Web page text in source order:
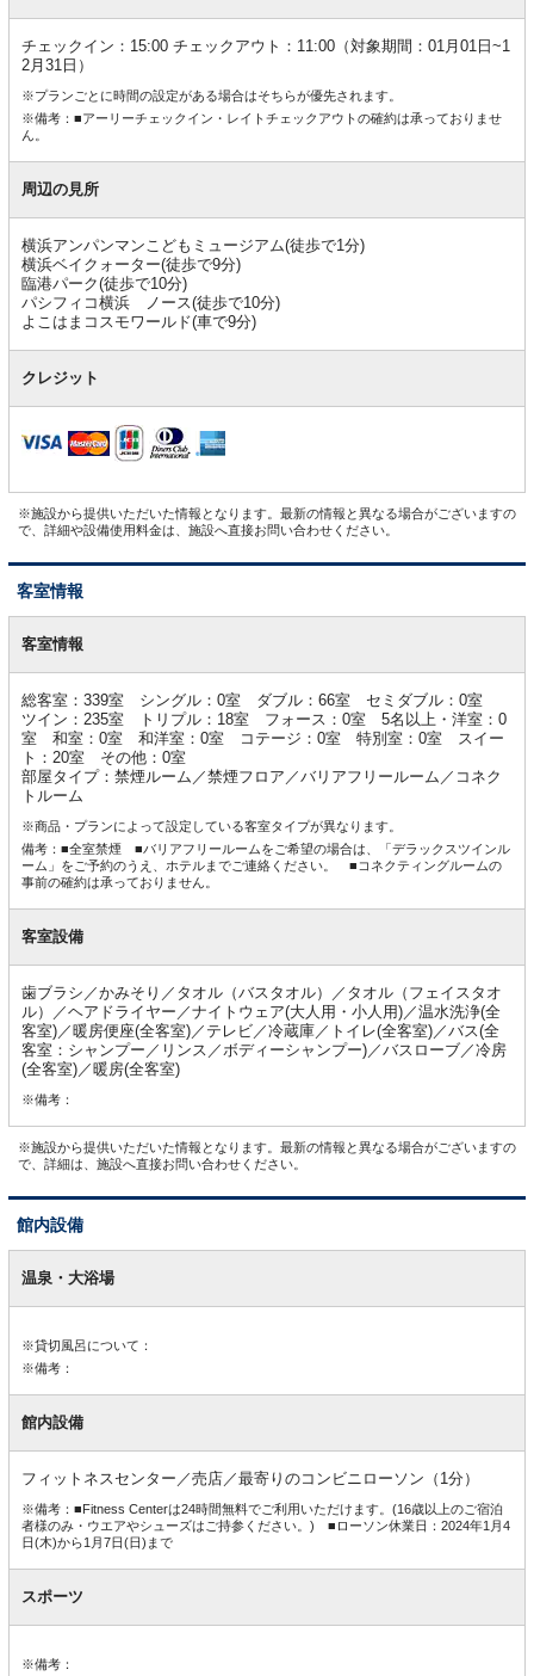
チェックイン：15:00 チェックアウト：11:00（対象期間：01月01日~1
2月31日）
※プランごとに時間の設定がある場合はそちらが優先されます。
※備考：■アーリーチェックイン・レイトチェックアウトの確約は承っておりませ
ん。
周辺の見所
横浜アンパンマンこどもミュージアム(徒歩で1分)
横浜ベイクォーター(徒歩で9分)
臨港パーク(徒歩で10分)
パシフィコ横浜 ノース(徒歩で10分)
よこはまコスモワールド(車で9分)
クレジット
※施設から提供いただいた情報となります。最新の情報と異なる場合がございますの
で、詳細や設備使用料金は、施設へ直接お問い合わせください。
客室情報
室客室情報
総客室：339室 シングル：0室 ダブル：66室 セミダブル：0室
ツイン：235室 トリプル：18室 フォース：0室 5名以上・洋室：0
室 和室：0室 和洋室：0室 コテージ：0室 特別室：0室 スイー
ト：20室 その他：0室
部屋タイプ：禁煙ルーム／禁煙フロア／バリアフリールーム／コネク
トルーム
※商品・プランによって設定している客室タイプが異なります。
備考：■全室禁煙 ■バリアフリールームをご希望の場合は、「デラックスツインル
ーム」をご予約のうえ、ホテルまでご連絡ください。 ■コネクティングルームの
事前の確約は承っておりません。
客室設備
歯ブラシ／かみそり／タオル（バスタオル）／タオル（フェイスタオ
ル）／ヘアドライヤー／ナイトウェア(大人用・小人用)／温水洗浄(全
客室)／暖房便座(全客室)／テレビ／冷蔵庫／トイレ(全客室)／バス(全
客室：シャンプー／リンス／ボディーシャンプー)／バスローブ／冷房
(全客室)／暖房(全客室)
※備考：
※施設から提供いただいた情報となります。最新の情報と異なる場合がございますの
で、詳細は、施設へ直接お問い合わせください。
館内設備
内温泉・大浴場
※貸切風呂について：
※備考：
館内設備
フィットネスセンター／売店／最寄りのコンビニローソン（1分）
※備考：■Fitness Centerは24時間無料でご利用いただけます。(16歳以上のご宿泊
者様のみ・ウエアやシューズはご持参ください。) ■ローソン休業日：2024年1月4
日(木)から1月7日(日)まで
スポーツ
※備考：